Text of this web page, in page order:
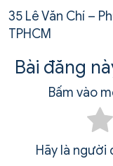
35 Lê Văn Chí –
TPHCM
Bài đăng
Bấm vào
Hãy là người